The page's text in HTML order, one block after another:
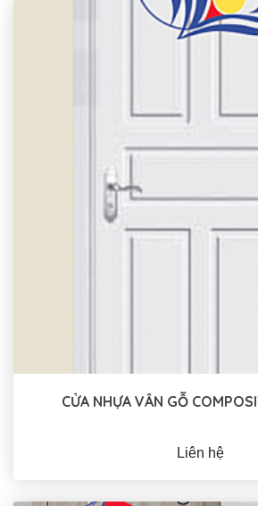
CỬA NHỰA VÂN GỖ
Liên hệ